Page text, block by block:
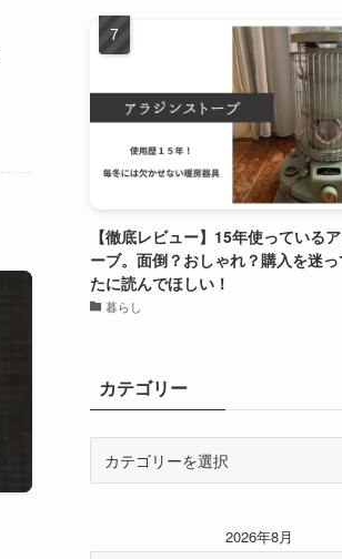
【徹底レビュー】15年使っている
ーブ。面倒？おしゃれ？購入を迷
たに読んでほしい！
暮らし
カテゴリー
ー
2026年8月